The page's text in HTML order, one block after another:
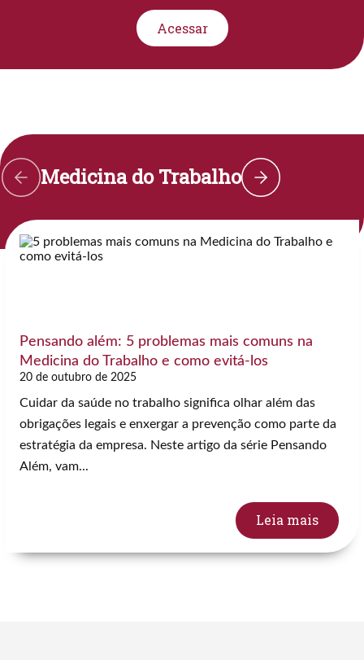
Acessar
Medicina do Trabalho
Pensando além: 5 problemas mais comuns na
Medicina do Trabalho e como evitá-los
20 de outubro de 2025
Cuidar da saúde no trabalho significa olhar além das
obrigações legais e enxergar a prevenção como parte da
estratégia da empresa. Neste artigo da série Pensando
Além, vam...
Leia mais